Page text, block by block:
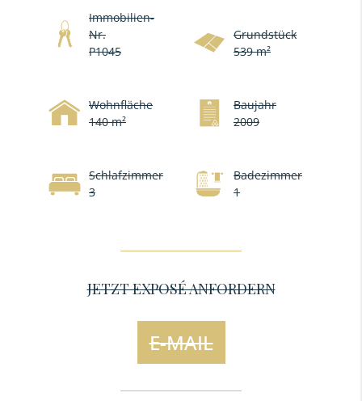
Immobilien-
Nr.
P1045
Grundstück
539 m²
Wohnfläche
140 m²
Baujahr
2009
Schlafzimmer
3
Badezimmer
1
JETZT EXPOSÉ ANFORDERN
E-MAIL